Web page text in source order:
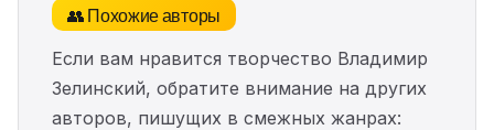
👥 Похожие авторы
Если вам нравится творчество Владимир
Зелинский, обратите внимание на других
авторов, пишущих в смежных жанрах: